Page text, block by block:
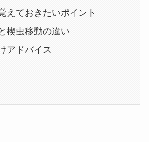
えておきたいポイント
楔虫移動の違い
アドバイス